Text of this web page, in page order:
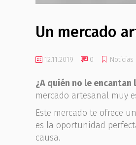
Un mercado
12.11.2019 0 Noticias
¿A quién no le
mercado artesanal muy
Este mercado te ofrece
es la oportunidad
causa.